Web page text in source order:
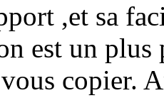
,et sa
est un plus
copier.